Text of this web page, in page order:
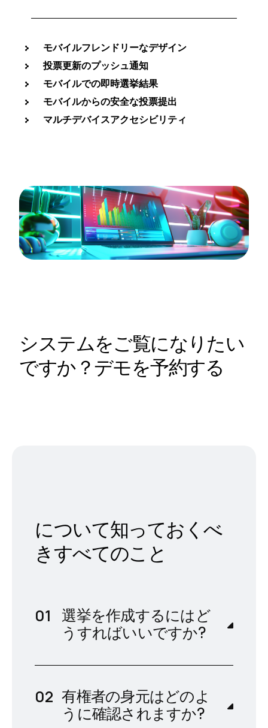
モバイルフレンドリーなデザイン
投票更新のプッシュ通知
モバイルでの即時選挙結果
モバイルからの安全な投票提出
マルチデバイスアクセシビリティ
システムをご覧になりたい
ですか？デモを予約する
について知っておくべ
きすべてのこと
選挙を作成するにはど
うすればいいですか?
有権者の身元はどのよ
うに確認されますか?